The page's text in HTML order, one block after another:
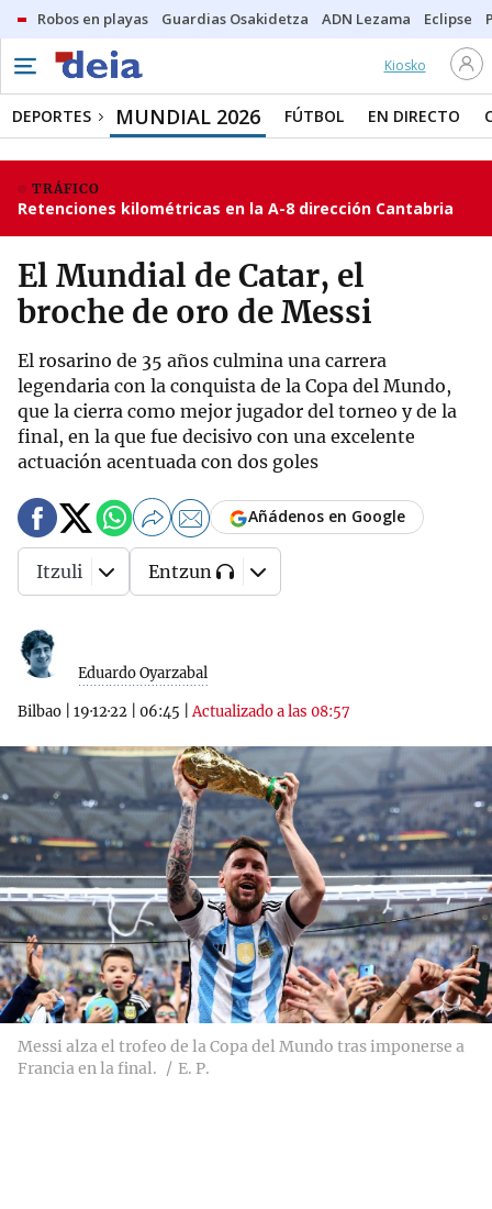
Robos en playas Guardias Osakidetza ADN Lezama Eclipse
Kiosko
DEPORTES MUNDIAL 2026 FÚTBOL EN DIRECTO
TRÁFICO
Retenciones kilométricas en la A-8 dirección Cantabria
El Mundial de Catar, el
broche de oro de Messi
El rosarino de 35 años culmina una carrera
legendaria con la conquista de la Copa del Mundo,
que la cierra como mejor jugador del torneo y de la
final, en la que fue decisivo con una excelente
actuación acentuada con dos goles
Eduardo Oyarzabal
Bilbao 19·12·22 06:45 |Actualizado a las 08:57
Añádenos en Google
Itzuli Entzun
Messi alza el trofeo de la Copa del Mundo tras imponerse a
Francia en la final.
E. P.